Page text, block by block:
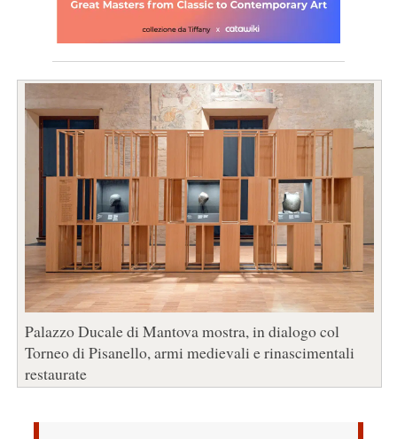
Palazzo Ducale di Mantova mostra, in dialogo col
Torneo di Pisanello, armi medievali e rinascimentali
restaurate